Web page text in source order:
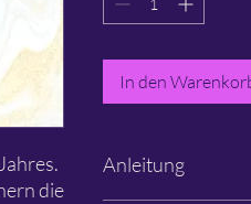
die
In den
Anleitung